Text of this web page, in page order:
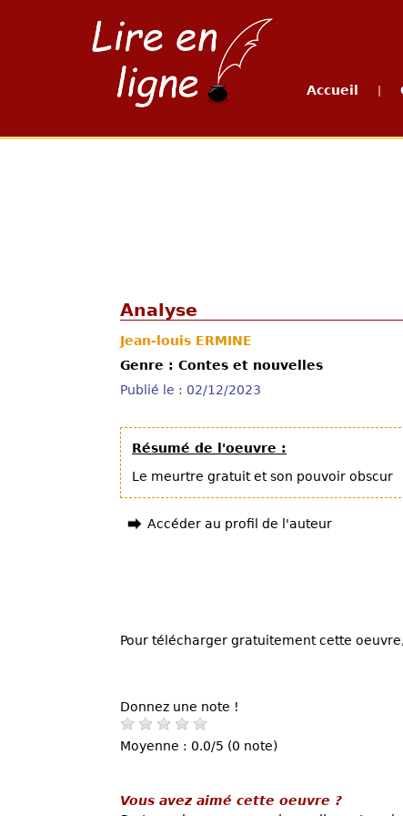
Accueil
Analyse
Jean-louis ERMINE
Genre : Contes et nouvelles
Publié le : 02/12/2023
Résumé de l'oeuvre :
Le meurtre gratuit et son pouvoir obscur
Accéder au profil de l'auteur
Pour télécharger gratuitement cette
Donnez une note !
Moyenne : 0.0/5 (0 note)
Vous avez aimé cette oeuvre ?